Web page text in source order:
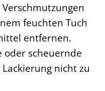
feuchten Tuch
entfernen.
oder scheuernde
nicht zu